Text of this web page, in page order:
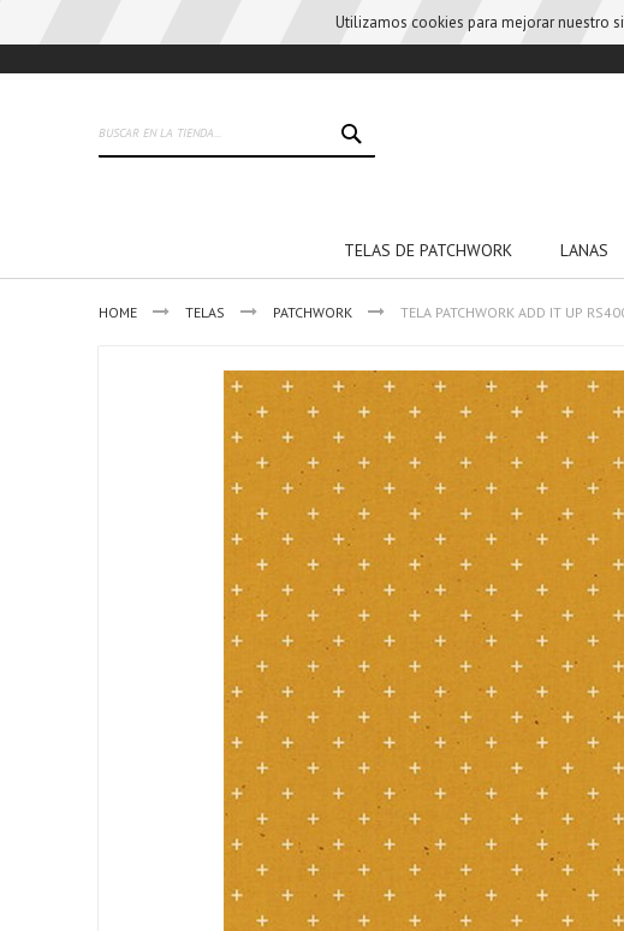
Utilizamos cookies para mejorar nuestro
to
TELAS DE PATCHWORK LANAS
HOME TELAS PATCHWORK TELA PATCHWORK ADD IT UP